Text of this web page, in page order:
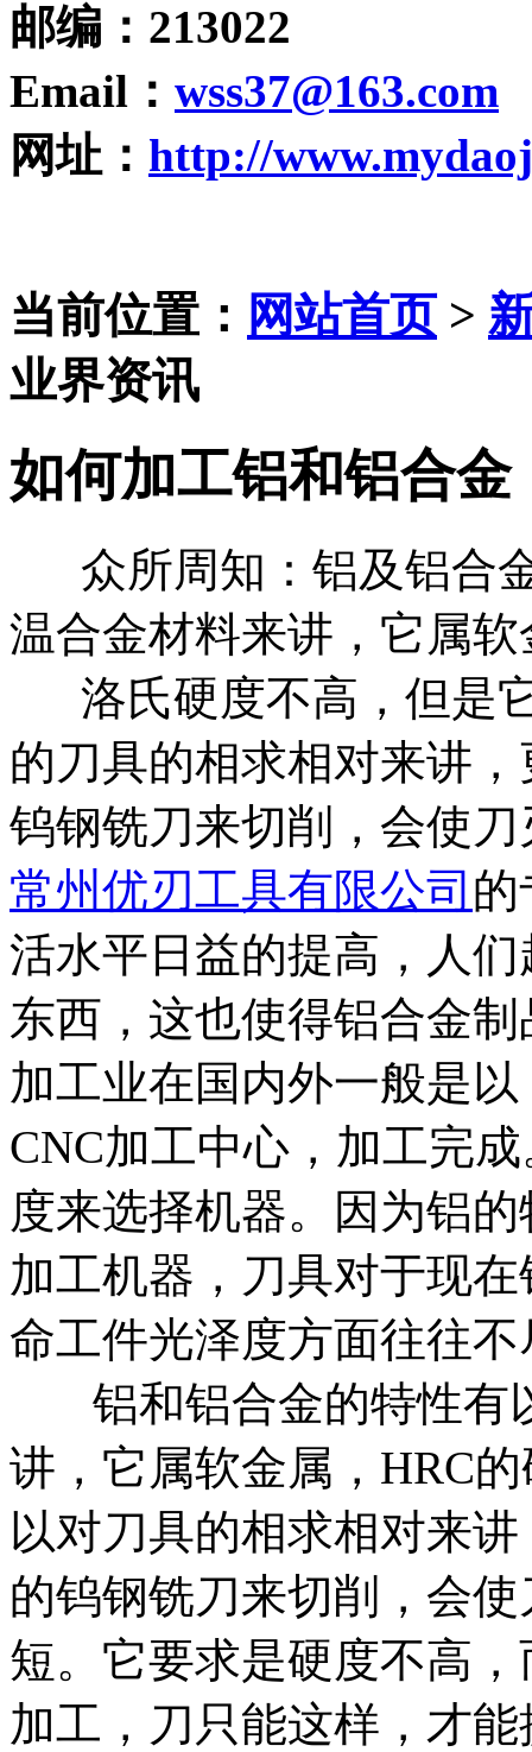
邮编 ：213022
Email ： wss37@163.com
网址 ： http://
当前位置： 网站首页>
业界资讯
如何加工铝和铝合金
众所周知：铝及铝合
温合金材料来讲，它属软
洛氏硬度不高，但是
的刀具的相求相对来讲
钨钢铣刀来切削，会使
常州优刃工具有限公司 的
活水平日益的提高，人
东西，这也使得铝合金
加工业在国内外一般是
CNC加工中心，加工完
度来选择机器。因为铝
加工机器，刀具对于现
命工件光泽度方面往往
铝和铝合金的特性有
讲，它属软金属，HRC
以对刀具的相求相对来
的钨钢铣刀来切削，会
短。它要求是硬度不高
加工，刀只能这样，才